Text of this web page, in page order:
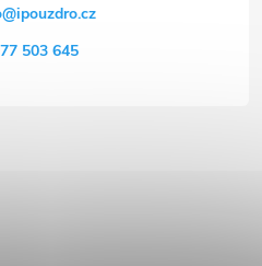
@ipouzdro.cz
503 645